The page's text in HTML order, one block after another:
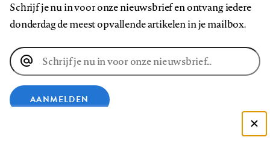
Schrijf je nu in voor onze nieuwsbrief en ontvang iedere
donderdag de meest opvallende artikelen in je mailbox.
E-
mailadres
AANMELDEN